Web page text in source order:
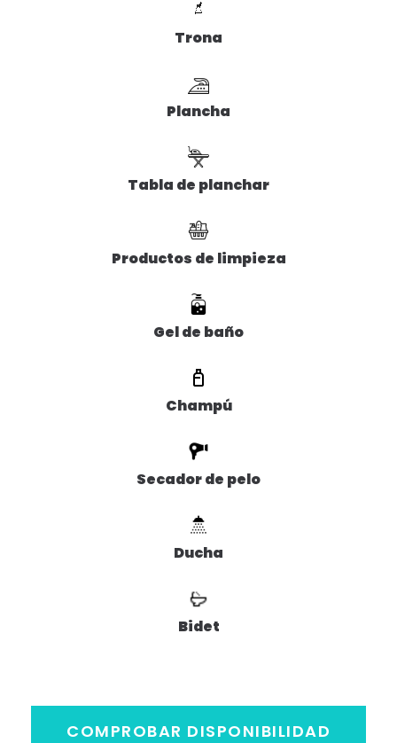
Trona
Plancha
Tabla de planchar
Productos de limpieza
Gel de baño
Champú
Secador de pelo
Ducha
Bidet
COMPROBAR DISPONIBILIDAD